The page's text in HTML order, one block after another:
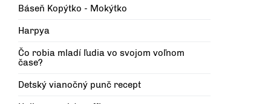
Báseň Kopýtko - Mokýtko
Harpya
Čo robia mladí ľudia vo svojom voľnom
čase?
Detský vianočný punč recept